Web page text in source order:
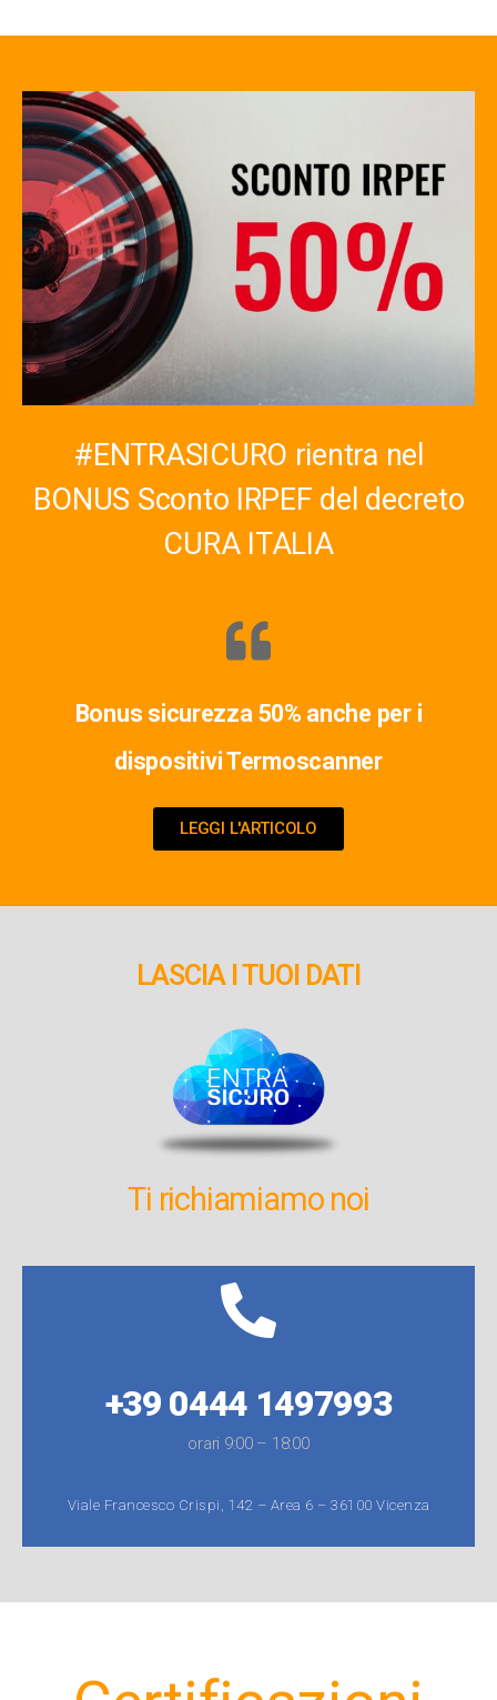
#ENTRASICURO rientra nel
BONUS Sconto IRPEF del decreto
CURA ITALIA
Bonus sicurezza 50% anche per i
dispositivi Termoscanner
LEGGI L'ARTICOLO
LASCIA I TUOI DATI
Ti richiamiamo noi
+39 0444 1497993
orari 9:00 – 18:00
Viale Francesco Crispi, 142 – Area 6 – 36100 Vicenza